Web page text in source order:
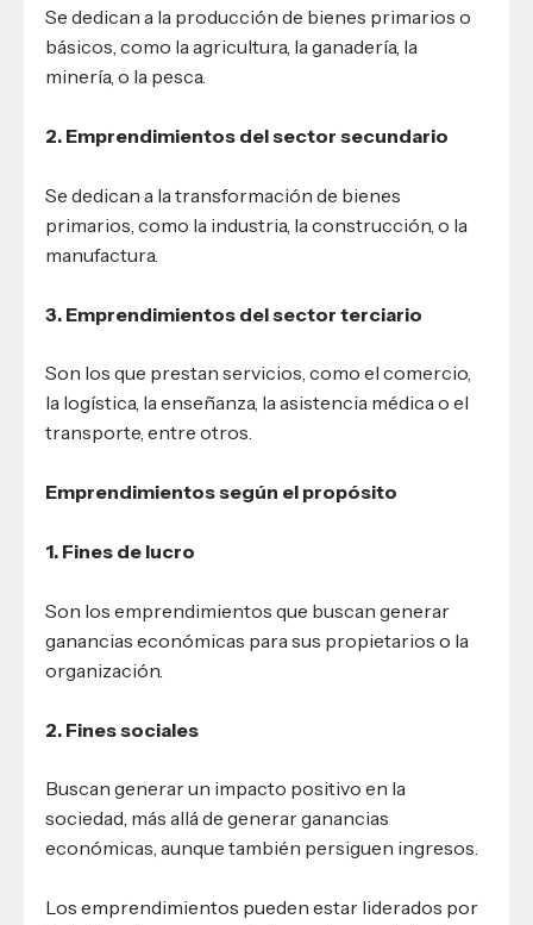
Se dedican a la producción de bienes primarios o
básicos, como la agricultura, la ganadería, la
minería, o la pesca.
2. Emprendimientos del sector secundario
Se dedican a la transformación de bienes
primarios, como la industria, la construcción, o la
manufactura.
3. Emprendimientos del sector terciario
Son los que prestan servicios, como el comercio,
la logística, la enseñanza, la asistencia médica o el
transporte, entre otros.
Emprendimientos según el propósito
1. Fines de lucro
Son los emprendimientos que buscan generar
ganancias económicas para sus propietarios o la
organización.
2. Fines sociales
Buscan generar un impacto positivo en la
sociedad, más allá de generar ganancias
económicas, aunque también persiguen ingresos.
Los emprendimientos pueden estar liderados por